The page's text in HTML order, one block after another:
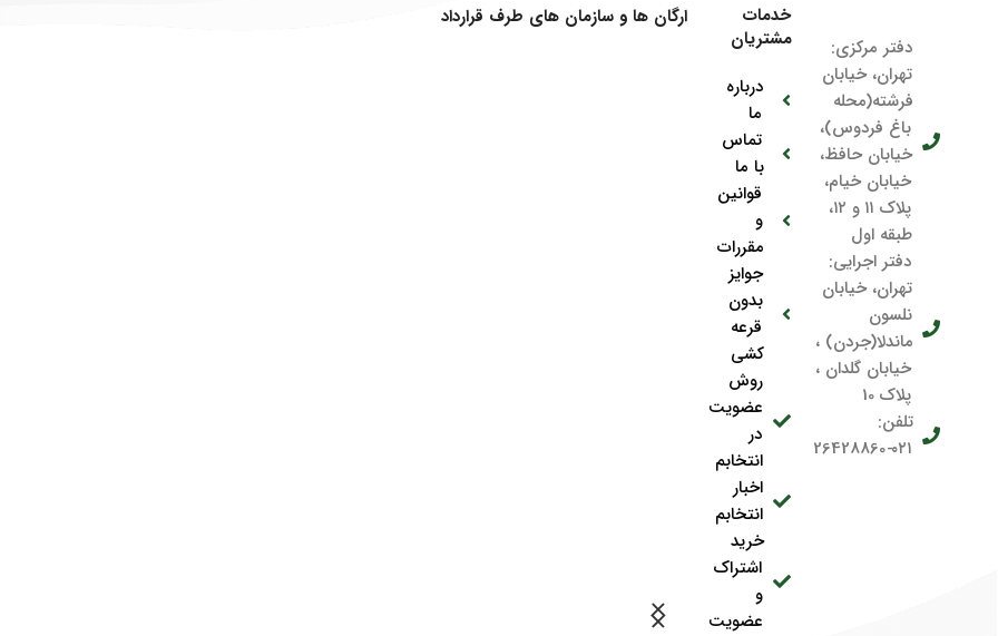
دفتر مرکزی:
تهران، خیابان
فرشته(محله
باغ فردوس)،
خیابان حافظ،
خیابان خیام،
پلاک ۱۱ و ۱۲،
طبقه اول
دفتر اجرایی:
تهران، خیابان
نلسون
ماندلا(جردن) ،
خیابان گلدان ،
پلاک 10
تلفن:
۰۲۱-26428860
خدمات
مشتریان
درباره
ما
تماس
با ما
قوانین
و
مقررات
جوایز
بدون
قرعه
کشی
روش
عضویت
در
انتخابم
اخبار
انتخابم
خرید
اشتراک
و
عضویت
ارگان ها و سازمان های طرف قرارداد